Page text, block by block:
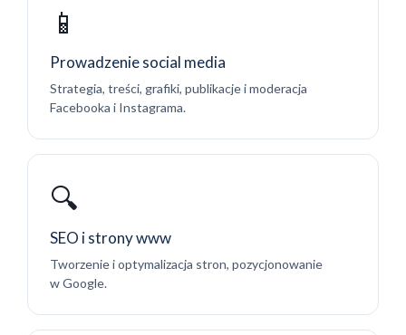
📱
Prowadzenie social media
Strategia, treści, grafiki, publikacje i moderacja
Facebooka i Instagrama.
🔍
SEO i strony www
Tworzenie i optymalizacja stron, pozycjonowanie
w Google.